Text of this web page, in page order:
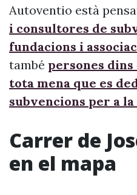
Autoventio està
i consultores de
fundacions i
també persones dins
tota mena que es
subvencions per a
Carrer de
en el mapa